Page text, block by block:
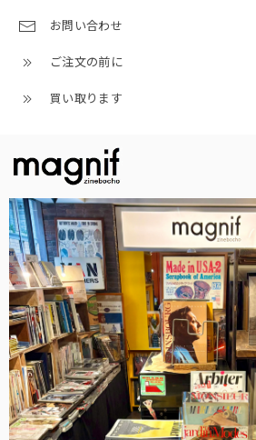
お問い合わせ
ご注文の前に
買い取ります